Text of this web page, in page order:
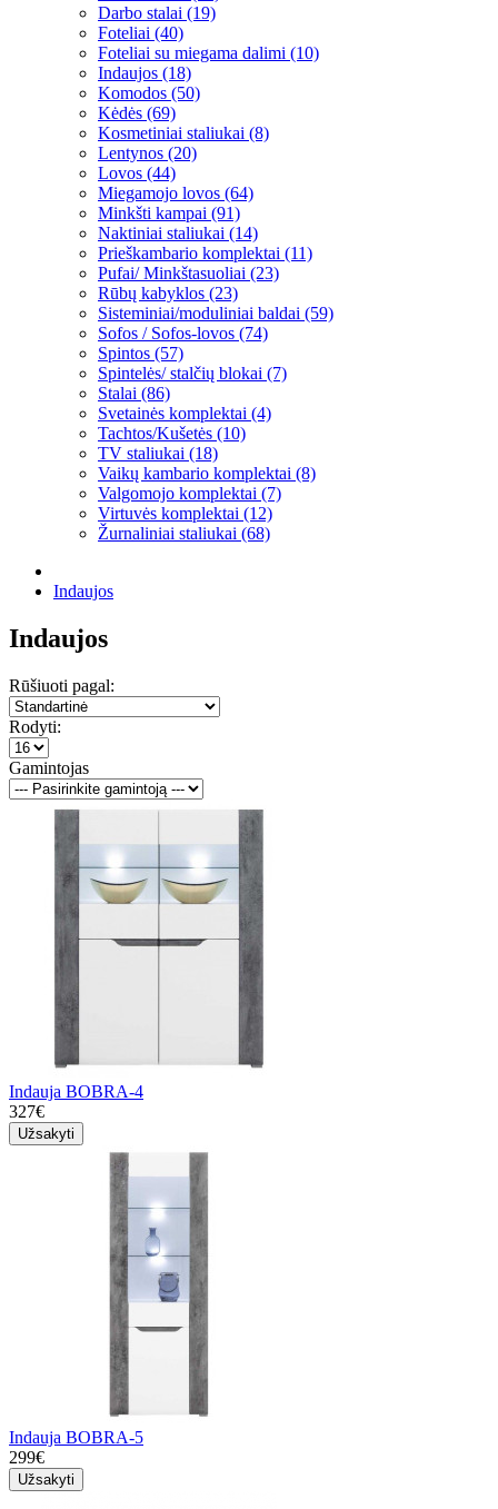
Darbo stalai (19)
Foteliai (40)
Foteliai su miegama dalimi (10)
Indaujos (18)
Komodos (50)
Kėdės (69)
Kosmetiniai staliukai (8)
Lentynos (20)
Lovos (44)
Miegamojo lovos (64)
Minkšti kampai (91)
Naktiniai staliukai (14)
Prieškambario komplektai (11)
Pufai/ Minkštasuoliai (23)
Rūbų kabyklos (23)
Sisteminiai/moduliniai baldai (59)
Sofos / Sofos-lovos (74)
Spintos (57)
Spintelės/ stalčių blokai (7)
Stalai (86)
Svetainės komplektai (4)
Tachtos/Kušetės (10)
TV staliukai (18)
Vaikų kambario komplektai (8)
Valgomojo komplektai (7)
Virtuvės komplektai (12)
Žurnaliniai staliukai (68)
Indaujos
Indaujos
Rūšiuoti pagal:
Rodyti:
Gamintojas
Indauja BOBRA-4
327€
Užsakyti
Indauja BOBRA-5
299€
Užsakyti